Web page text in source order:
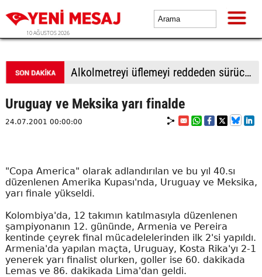
10 AĞUSTOS 2026
İsrail basını: Netanyahu, Gazze'ye ilişkin 15 maddelik plana "şans vermeye" hazır
Uruguay ve Meksika yarı finalde
24.07.2001 00:00:00
"Copa America" olarak adlandırılan ve bu yıl 40.sı
düzenlenen Amerika Kupası'nda, Uruguay ve Meksika,
yarı finale yükseldi.
Kolombiya'da, 12 takımın katılmasıyla düzenlenen
şampiyonanın 12. gününde, Armenia ve Pereira
kentinde çeyrek final mücadelelerinden ilk 2'si yapıldı.
Armenia'da yapılan maçta, Uruguay, Kosta Rika'yı 2-1
yenerek yarı finalist olurken, goller ise 60. dakikada
Lemas ve 86. dakikada Lima'dan geldi.